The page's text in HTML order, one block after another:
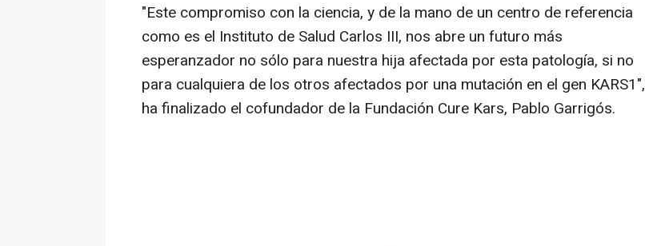
"Este compromiso con la ciencia, y de la mano de un centro de referencia
como es el Instituto de Salud Carlos III, nos abre un futuro más
esperanzador no sólo para nuestra hija afectada por esta patología, si no
para cualquiera de los otros afectados por una mutación en el gen KARS1",
ha finalizado el cofundador de la Fundación Cure Kars, Pablo Garrigós.